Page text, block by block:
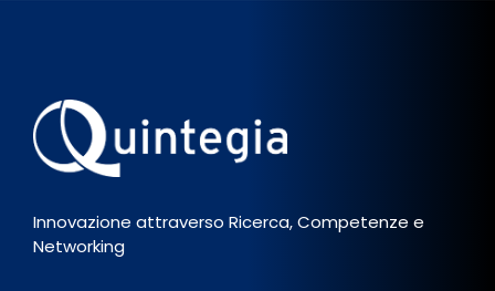
Innovazione attraverso Ricerca, Competenze e
Networking